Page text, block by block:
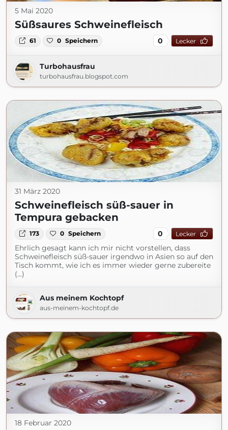
5 Mai 2020
Süßsaures Schweinefleisch
61 0 Speichern 0 Lecker
Turbohausfrau
turbohausfrau.blogspot.com
31 März 2020
Schweinefleisch süß-sauer in
Tempura gebacken
173 0 Speichern 0 Lecker
Ehrlich gesagt kann ich mir nicht vorstellen, dass
Schweinefleisch süß-sauer irgendwo in Asien so auf den
Tisch kommt, wie ich es immer wieder gerne zubereite
(...)
Aus meinem Kochtopf
aus-meinem-kochtopf.de
18 Februar 2020